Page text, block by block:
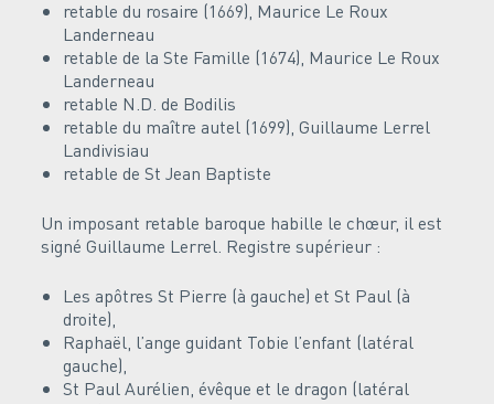
retable du rosaire (1669), Maurice Le Roux
Landerneau
retable de la Ste Famille (1674), Maurice Le Roux
Landerneau
retable N.D. de Bodilis
retable du maître autel (1699), Guillaume Lerrel
Landivisiau
retable de St Jean Baptiste
Un imposant retable baroque habille le chœur, il est
signé Guillaume Lerrel. Registre supérieur :
Les apôtres St Pierre (à gauche) et St Paul (à
droite),
Raphaël, l’ange guidant Tobie l’enfant (latéral
gauche),
St Paul Aurélien, évêque et le dragon (latéral